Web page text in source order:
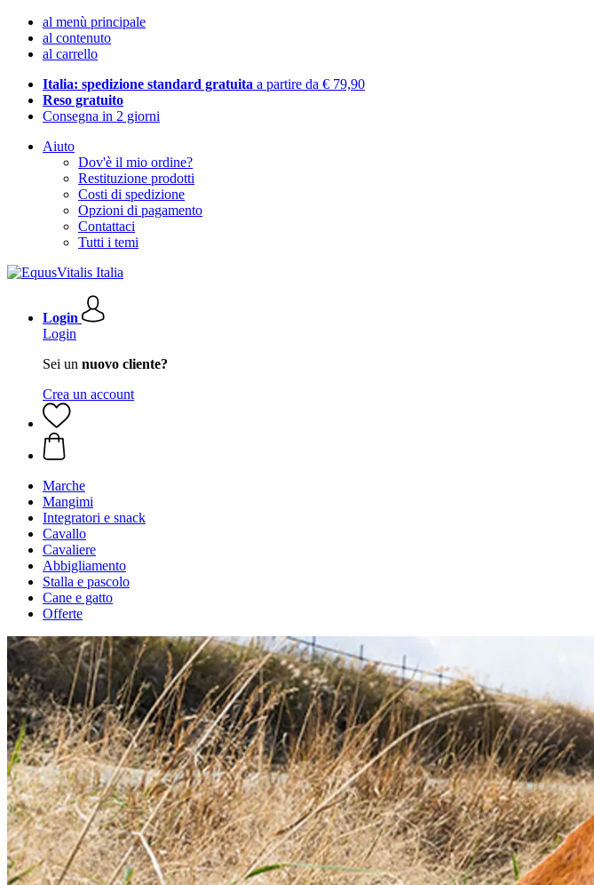
al menù principale
al contenuto
al carrello
Italia: spedizione standard gratuita a partire da € 79,90
Reso gratuito
Consegna in 2 giorni
Aiuto
Dov'è il mio ordine?
Restituzione prodotti
Costi di spedizione
Opzioni di pagamento
Contattaci
Tutti i temi
Login
Login
Sei un nuovo cliente?
Crea un account
Marche
Mangimi
Integratori e snack
Cavallo
Cavaliere
Abbigliamento
Stalla e pascolo
Cane e gatto
Offerte